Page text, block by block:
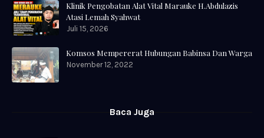
Klinik Pengobatan Alat Vital Marauke H.Abdulazis
Atasi Lemah Syahwat
Juli 15, 2026
Komsos Mempererat Hubungan Babinsa Dan Warga
November 12, 2022
Baca Juga